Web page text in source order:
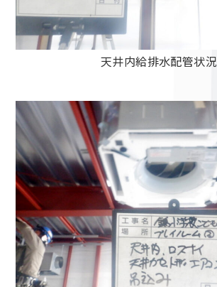
天井内給排水配管状況